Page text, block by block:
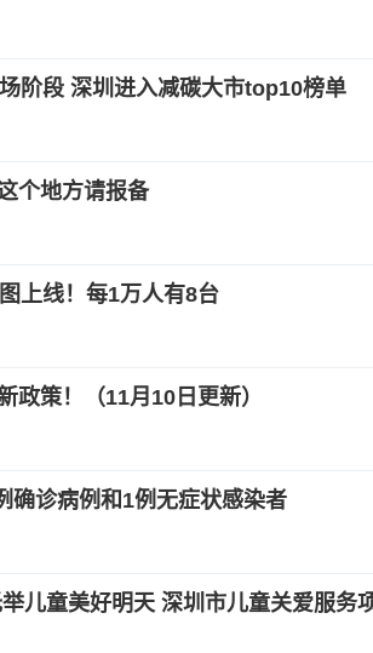
阶段 深圳进入减碳大市top10榜单
个地方请报备
上线！每1万人有8台
政策！（11月10日更新）
确诊病例和1例无症状感染者
儿童美好明天 深圳市儿童关爱服务